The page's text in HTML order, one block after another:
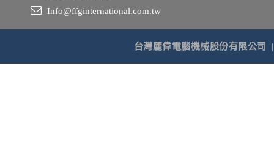
Info@ffginternational.com.tw
台灣麗偉電腦機械股份有限公司